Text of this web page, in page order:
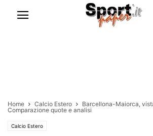
Home Calcio Estero
Barcellona-Maiorca,
Comparazione quote e analisi
Calcio Estero